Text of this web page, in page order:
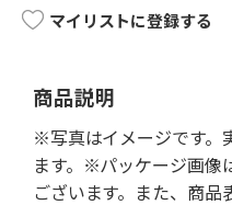
マイリストに登録する
商品説明
※写真はイメージです。
ます。※パッケージ画像
ございます。また、商品